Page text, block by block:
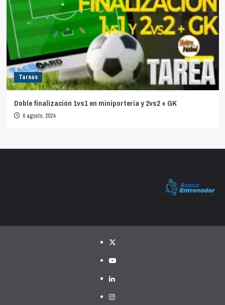
Tareas
Doble finalización 1vs1 en miniporteria y 2vs2 + GK
6 agosto, 2024
Twitter
YouTube
LinkedIn
Instagram